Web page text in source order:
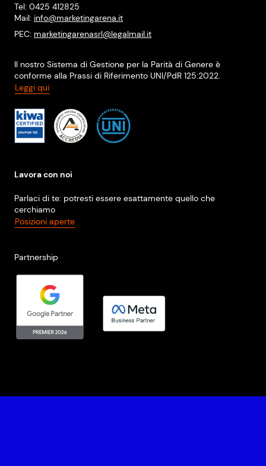
Tel: 0425 412825
Mail: info@marketingarena.it
PEC: marketingarenasrl@legalmail.it
Il nostro Sistema di Gestione per la Parità di Genere è
conforme alla Prassi di Riferimento UNI/PdR 125:2022.
Leggi qui
Lavora con noi
Parlaci di te: potresti essere esattamente quello che
cerchiamo
Posizioni aperte
Partnership